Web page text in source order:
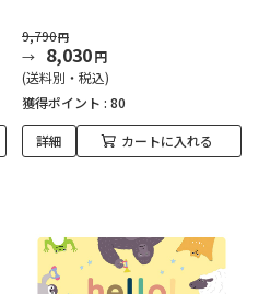
9,790円
8,030円
(送料別・税込)
獲得ポイント : 80
詳細 カートに入れる